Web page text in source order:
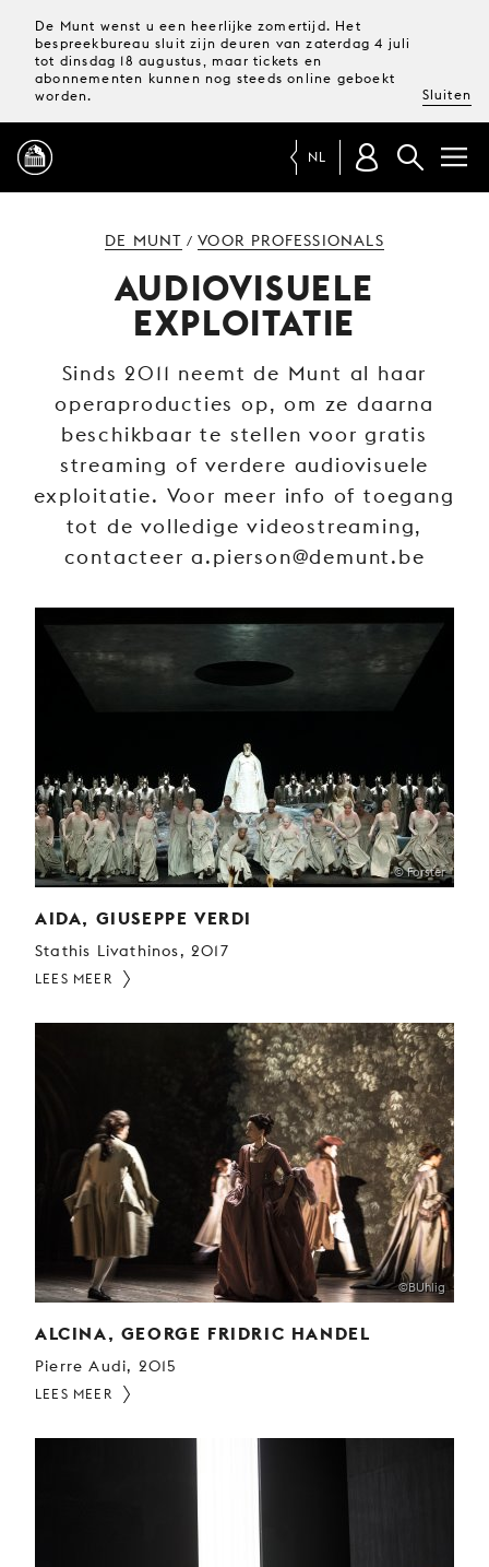
De Munt wenst u een heerlijke zomertijd. Het
bespreekbureau sluit zijn deuren van zaterdag 4 juli
tot dinsdag 18 augustus, maar tickets en
abonnementen kunnen nog steeds online geboekt
worden.
Sluiten
MAGAZINE
TICKETS &
ABONNEMENTEN
UW
JONG
PUBLIEK
ONS
NL
DE MUNT /VOOR PROFESSIONALS
AUDIOVISUELE
EXPLOITATIE
Sinds 2011 neemt de Munt al haar
operaproducties op, om ze daarna
beschikbaar te stellen voor gratis
streaming of verdere audiovisuele
exploitatie. Voor meer info of toegang
tot de volledige videostreaming,
contacteer a.pierson@demunt.be
© Forster
AIDA, GIUSEPPE VERDI
Stathis Livathinos, 2017
LEES MEER
©BUhlig
ALCINA, GEORGE FRIDRIC HANDEL
Pierre Audi, 2015
LEES MEER